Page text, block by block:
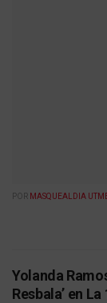
POR MASQUEALDIA
Yolanda
Resbala’ en La